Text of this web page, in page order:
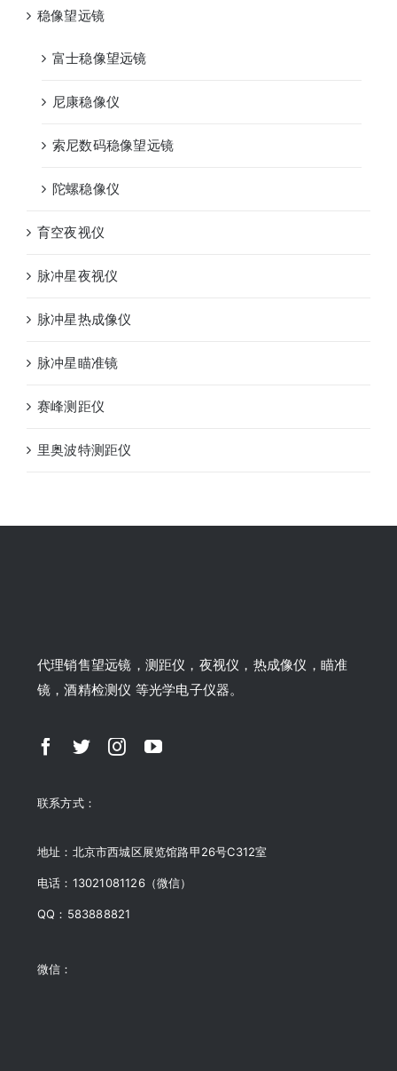
稳像望远镜
富士稳像望远镜
尼康稳像仪
索尼数码稳像望远镜
陀螺稳像仪
育空夜视仪
脉冲星夜视仪
脉冲星热成像仪
脉冲星瞄准镜
赛峰测距仪
里奥波特测距仪
代理销售望远镜，测距仪，夜视仪，热成像仪，瞄准
镜，酒精检测仪 等光学电子仪器。
联系方式：
地址：北京市西城区展览馆路甲26号C312室
电话：13021081126（微信）
QQ：583888821
微信：